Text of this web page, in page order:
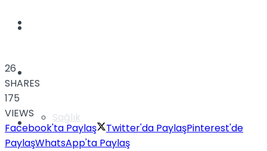
Sağlık
Müzik
26
SHARES
175
VIEWS
Facebook'ta Paylaş
Twitter'da PaylaşPinterest'de
PaylaşWhatsApp'ta Paylaş